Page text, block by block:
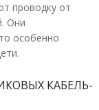
или кабелей
проводку от
Они
особенно
КАБЕЛЬ-